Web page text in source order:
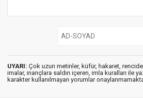
UYARI: Çok uzun metinler, küfür, hakaret,
imalar, inançlara saldırı içeren, imla kuralları ile
karakter kullanılmayan yorumlar